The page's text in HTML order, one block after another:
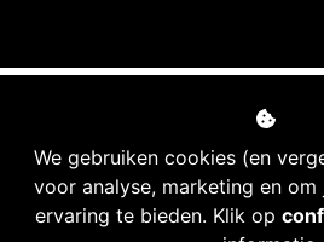
We gebruiken cookies (en
voor analyse, marketing en
ervaring te bieden. Klik op